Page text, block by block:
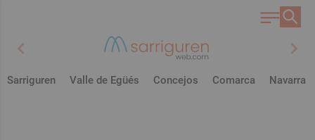
chevron_left chevron_right
Sarriguren Valle de Egüés Concejos Comarca Navarra